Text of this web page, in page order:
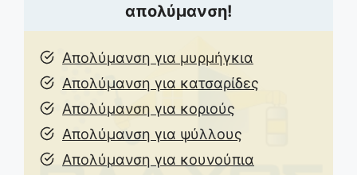
απολύμανση!
Απολύμανση για μυρμήγκια
Απολύμανση για κατσαρίδες
Απολύμανση για κοριούς
Απολύμανση για ψύλλους
Απολύμανση για κουνούπια